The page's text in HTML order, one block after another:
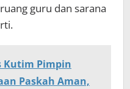
guru dan sarana
Kutim Pimpin
Paskah Aman,